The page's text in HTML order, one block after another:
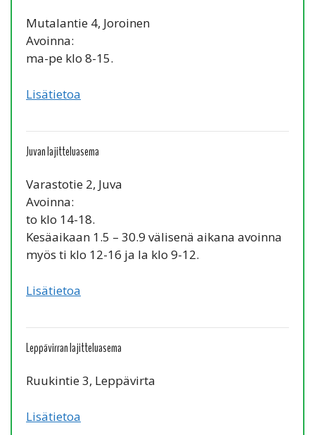
Mutalantie 4, Joroinen
Avoinna:
ma-pe klo 8-15.
Lisätietoa
Juvan lajitteluasema
Varastotie 2, Juva
Avoinna:
to klo 14-18.
Kesäaikaan 1.5 – 30.9 välisenä aikana avoinna
myös ti klo 12-16 ja la klo 9-12.
Lisätietoa
Leppävirran lajitteluasema
Ruukintie 3, Leppävirta
Lisätietoa